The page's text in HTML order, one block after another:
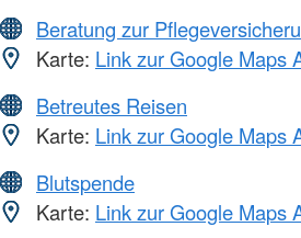
Beratung zur
Karte: Link zur Google Maps
Betreutes Reisen
Karte: Link zur Google Maps
Blutspende
Karte: Link zur Google Maps